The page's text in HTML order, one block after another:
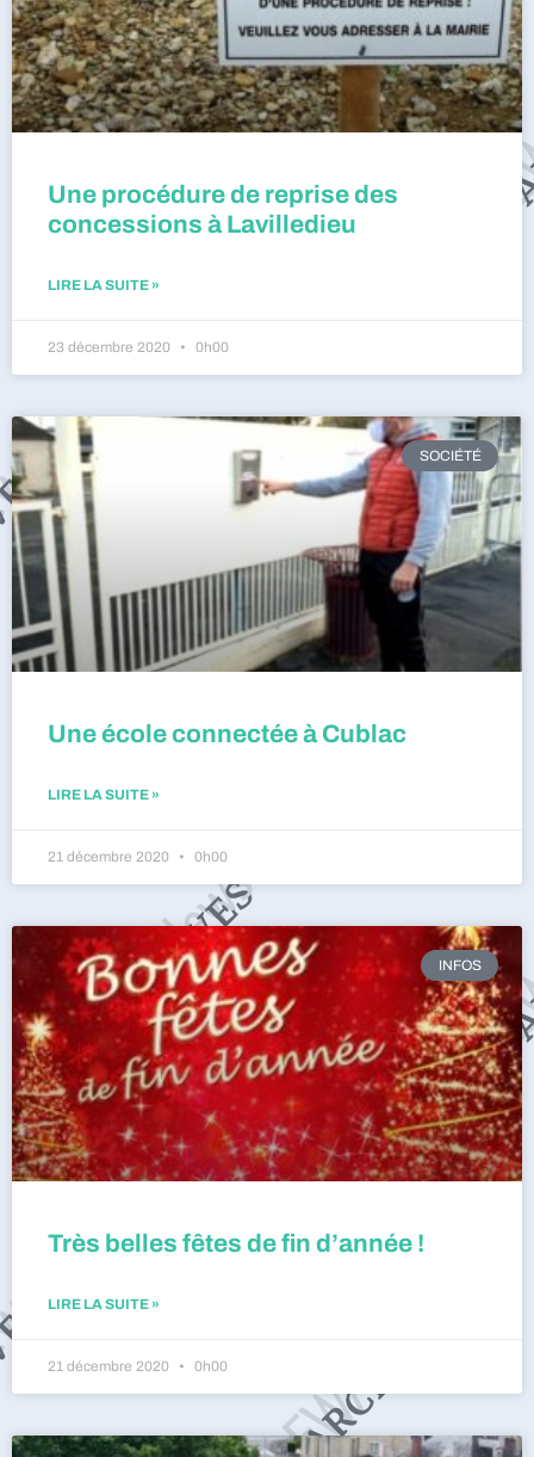
Une procédure de reprise des
concessions à Lavilledieu
LIRE LA SUITE »
23 décembre 2020 0h00
SOCIÉTÉ
Une école connectée à Cublac
LIRE LA SUITE »
21 décembre 2020 0h00
INFOS
Très belles fêtes de fin d’année !
LIRE LA SUITE »
21 décembre 2020 0h00